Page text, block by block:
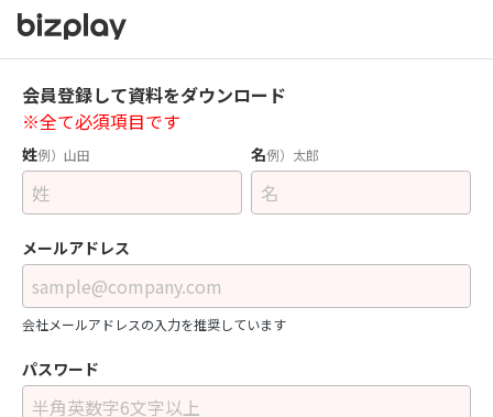
会員登録して資料をダウンロード
※全て必須項目です
姓例）山田 名例）太郎
メールアドレス
会社メールアドレスの入力を推奨しています
パスワード